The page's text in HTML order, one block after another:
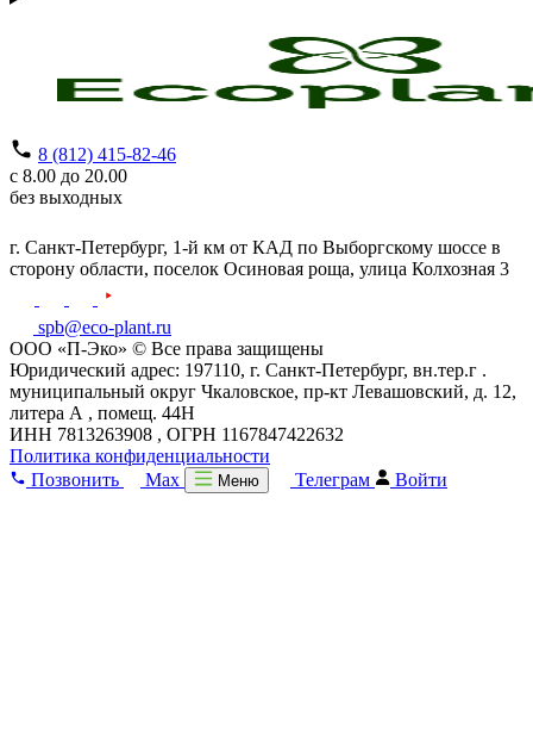
8 (812) 415-82-46
с 8.00 до 20.00
без выходных
г. Санкт-Петербург, 1-й км от КАД по Выборгскому шоссе в
сторону области, поселок Осиновая роща, улица Колхозная 3
spb@eco-plant.ru
ООО «П-Эко» © Все права защищены
Юридический адрес: 197110, г. Санкт-Петербург, вн.тер.г .
муниципальный округ Чкаловское, пр-кт Левашовский, д. 12,
литера А , помещ. 44Н
ИНН 7813263908 , ОГРН 1167847422632
Политика конфиденциальности
Позвонить
Max Меню Телеграм Войти